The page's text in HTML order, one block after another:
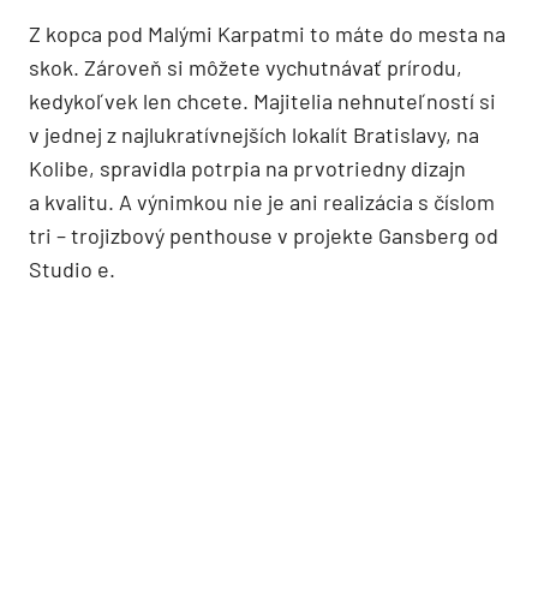
Z kopca pod Malými Karpatmi to máte do mesta na
skok. Zároveň si môžete vychutnávať prírodu,
kedykoľvek len chcete. Majitelia nehnuteľností si
v jednej z najlukratívnejších lokalít Bratislavy, na
Kolibe, spravidla potrpia na prvotriedny dizajn
a kvalitu. A výnimkou nie je ani realizácia s číslom
tri – trojizbový penthouse v projekte Gansberg od
Studio e.